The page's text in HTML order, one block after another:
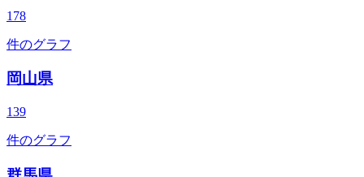
178
件のグラフ
岡山県
139
件のグラフ